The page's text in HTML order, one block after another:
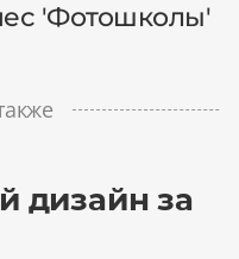
'Фотошколы'
дизайн за